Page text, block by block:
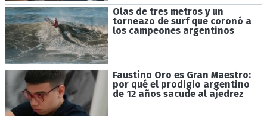
Olas de tres metros y un
torneazo de surf que coronó a
los campeones argentinos
Faustino Oro es Gran Maestro:
por qué el prodigio argentino
de 12 años sacude al ajedrez